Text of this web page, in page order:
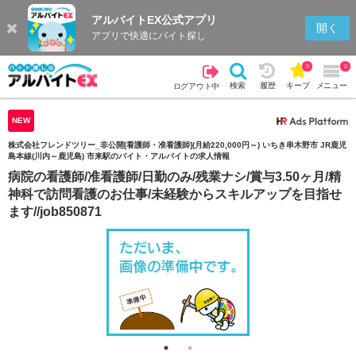
アルバイトEX公式アプリ
アプリで快適にバイト探し
開く
ログアウト中 検索 履歴 キープ
0
メニュー
0
検索 履歴
NEW
株式会社フレンドツリー_非公開[看護師・准看護師](月給220,000円～) いちき串木野市 JR鹿児
島本線(川内～鹿児島) 市来駅のバイト・アルバイトの求人情報
病院の看護師/准看護師/日勤のみ/残業ナシ/賞与3.50ヶ月/精
神科で訪問看護のお仕事/未経験からスキルアップを目指せ
ます//job850871